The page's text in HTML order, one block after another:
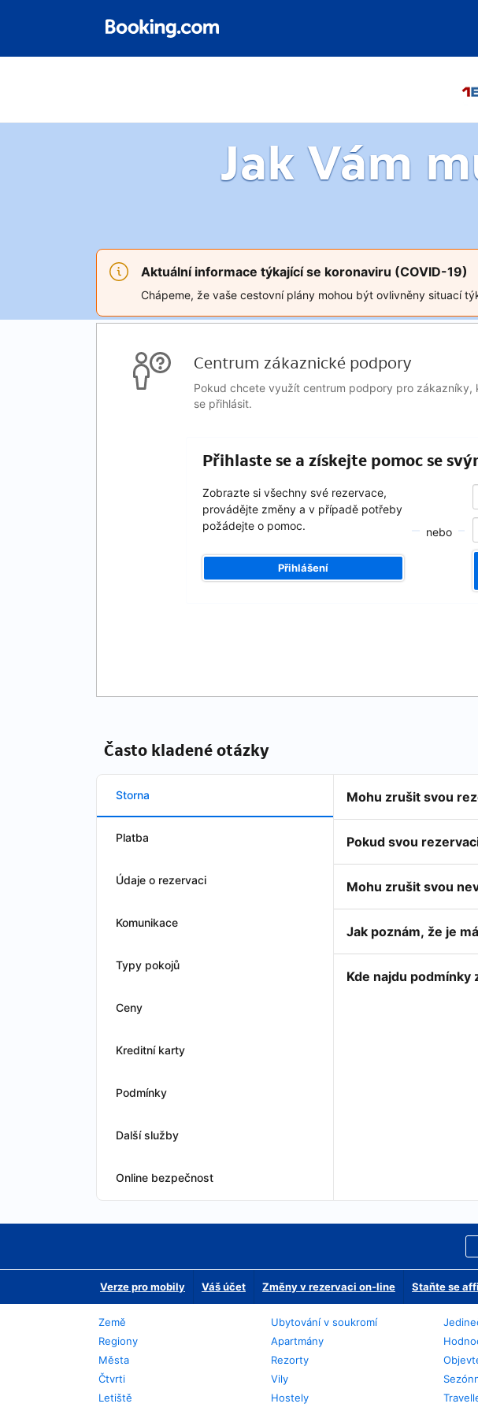
Jak Vám
Aktuální informace týkající se koronaviru (COVID-19)
Chápeme, že vaše cestovní plány mohou být ovlivněny situací
Centrum zákaznické podpory
Pokud chcete využít centrum podpory pro
se přihlásit.
Přihlaste se a získejte pomoc se
Zobrazte si všechny své rezervace,
provádějte změny a v případě potřeby
požádejte o pomoc.
Přihlášení
nebo
Často kladené otázky
Storna
Platba
Údaje o rezervaci
Komunikace
Typy pokojů
Ceny
Kreditní karty
Podmínky
Další služby
Online bezpečnost
Mohu zrušit svou
Pokud svou
Mohu zrušit svou
Jak poznám, že je
Kde najdu
Verze pro mobily Váš účet Změny v rezervaci on-line Staňte se
Země
Regiony
Města
Čtvrti
Letiště
Ubytování v soukromí
Apartmány
Rezorty
Vily
Hostely